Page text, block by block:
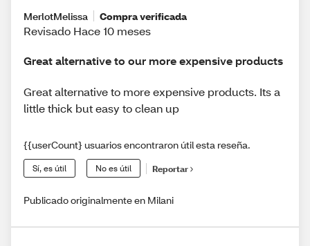
MerlotMelissa
Compra verificada
Revisado Hace 10 meses
Great alternative to our more expensive products
Great alternative to more expensive products. Its a
little thick but easy to clean up
{{userCount} usuarios encontraron útil esta reseña.
Sí, es útil No es útil Reportar
Publicado originalmente en Milani